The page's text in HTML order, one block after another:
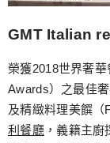
GMT Italian
榮獲2018世界奢
Awards）之最佳
及精緻料理美饌（
利餐廳，義籍主廚